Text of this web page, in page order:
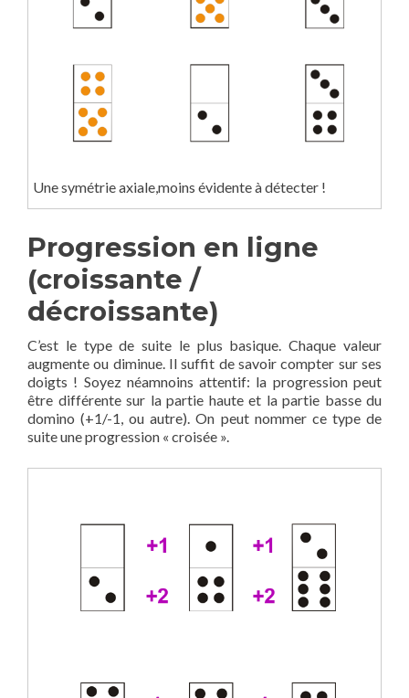
Une symétrie axiale,moins évidente à détecter !
Progression en ligne
(croissante /
décroissante)
C’est le type de suite le plus basique. Chaque valeur
augmente ou diminue. Il suffit de savoir compter sur ses
doigts ! Soyez néamnoins attentif: la progression peut
être différente sur la partie haute et la partie basse du
domino (+1/-1, ou autre). On peut nommer ce type de
suite une progression « croisée ».